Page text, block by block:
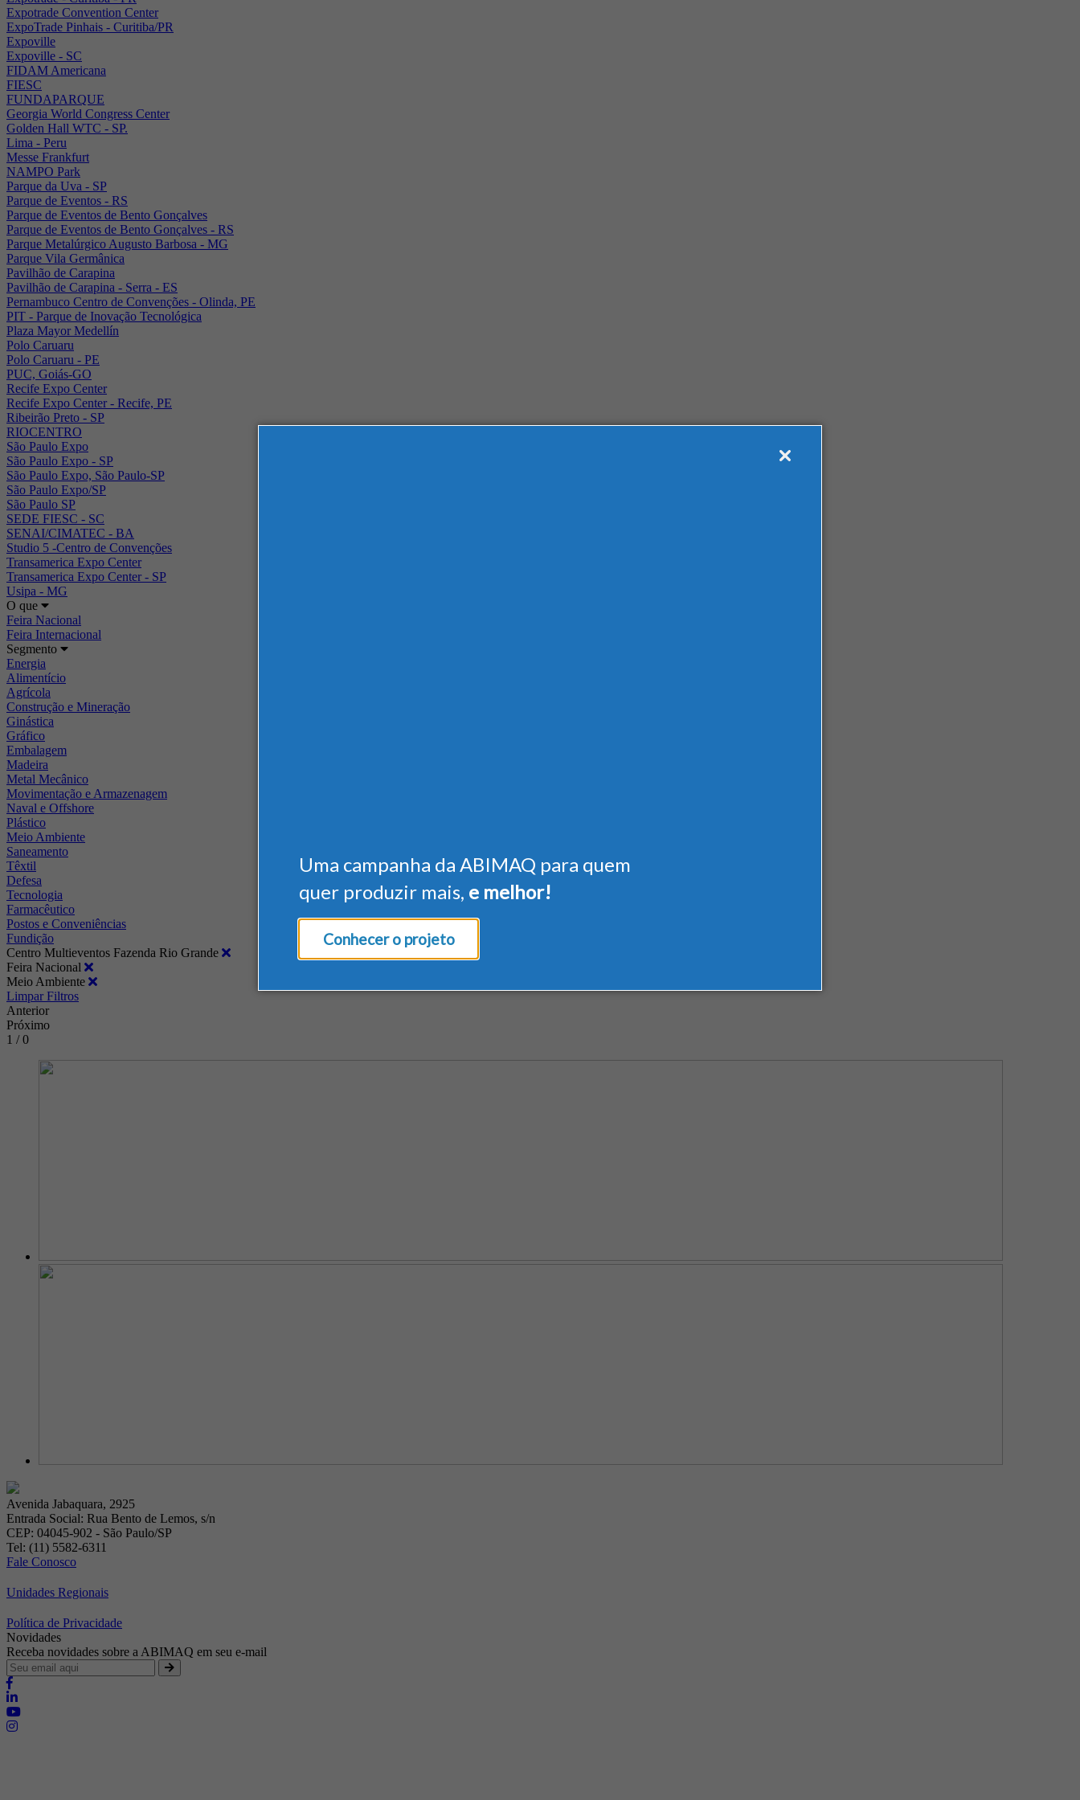
Uma campanha da ABIMAQ para quem
quer produzir mais, e melhor!
Conhecer o projeto
Expotrade Convention Center
ExpoTrade Pinhais - Curitiba/PR
Expoville
Expoville - SC
FIDAM Americana
FIESC
FUNDAPARQUE
Georgia World Congress Center
Golden Hall WTC - SP.
Lima - Peru
Messe Frankfurt
NAMPO Park
Parque da Uva - SP
Parque de Eventos - RS
Parque de Eventos de Bento Gonçalves
Parque de Eventos de Bento Gonçalves - RS
Parque Metalúrgico Augusto Barbosa - MG
Parque Vila Germânica
Pavilhão de Carapina
Pavilhão de Carapina - Serra - ES
Pernambuco Centro de Convenções - Olinda, PE
PIT - Parque de Inovação Tecnológica
Plaza Mayor Medellín
Polo Caruaru
Polo Caruaru - PE
PUC, Goiás-GO
Recife Expo Center
Recife Expo Center - Recife, PE
Ribeirão Preto - SP
RIOCENTRO
São Paulo Expo
São Paulo Expo - SP
São Paulo Expo, São Paulo-SP
São Paulo Expo/SP
São Paulo SP
SEDE FIESC - SC
SENAI/CIMATEC - BA
Studio 5 -Centro de Convenções
Transamerica Expo Center
Transamerica Expo Center - SP
Usipa - MG
O que
Feira Nacional
Feira Internacional
Segmento
Energia
Alimentício
Agrícola
Construção e Mineração
Ginástica
Gráfico
Embalagem
Madeira
Metal Mecânico
Movimentação e Armazenagem
Naval e Offshore
Plástico
Meio Ambiente
Saneamento
Têxtil
Defesa
Tecnologia
Farmacêutico
Postos e Conveniências
Fundição
Centro Multieventos Fazenda Rio Grande
Feira Nacional
Meio Ambiente
Limpar Filtros
Anterior
Próximo
1 / 0
Avenida Jabaquara, 2925
Entrada Social: Rua Bento de Lemos, s/n
CEP: 04045-902 - São Paulo/SP
Tel: (11) 5582-6311
Fale Conosco
Unidades Regionais
Política de Privacidade
Novidades
Receba novidades sobre a ABIMAQ em seu e-mail